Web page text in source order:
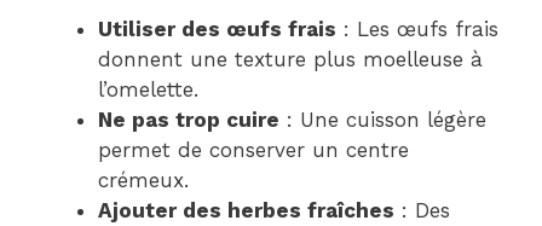
Utiliser des œufs frais : Les œufs frais
donnent une texture plus moelleuse à
l’omelette.
Ne pas trop cuire : Une cuisson légère
permet de conserver un centre
crémeux.
Ajouter des herbes fraîches : Des